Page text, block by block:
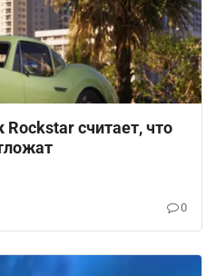
считает, что
0